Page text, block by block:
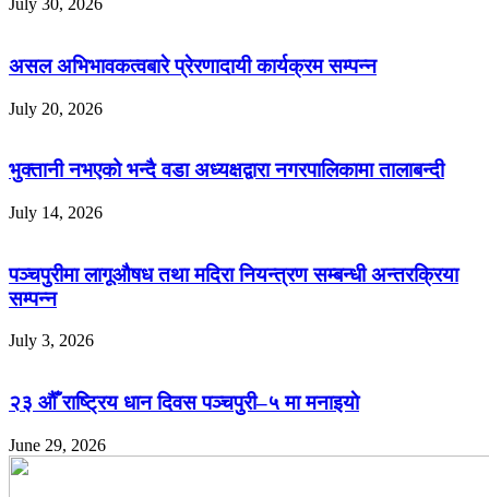
July 30, 2026
असल अभिभावकत्वबारे प्रेरणादायी कार्यक्रम सम्पन्न
July 20, 2026
भुक्तानी नभएको भन्दै वडा अध्यक्षद्वारा नगरपालिकामा तालाबन्दी
July 14, 2026
पञ्चपुरीमा लागूऔषध तथा मदिरा नियन्त्रण सम्बन्धी अन्तरक्रिया
सम्पन्न
July 3, 2026
२३ औँ राष्ट्रिय धान दिवस पञ्चपुरी–५ मा मनाइयाे
June 29, 2026